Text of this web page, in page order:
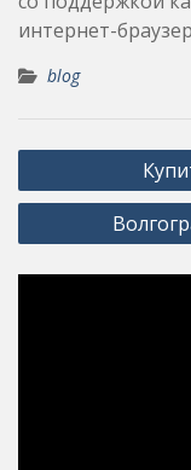
интернет-
blog
Post
navigation